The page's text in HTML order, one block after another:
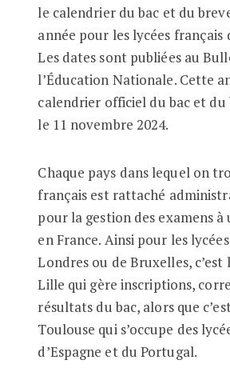
le calendrier du bac et du
année pour les lycées français
Les dates sont publiées au
l’Éducation Nationale. Cette
calendrier officiel du bac et
le 11 novembre 2024.
Chaque pays dans lequel on
français est rattaché
pour la gestion des examens à
en France. Ainsi pour les
Londres ou de Bruxelles, c’est
Lille qui gère inscriptions,
résultats du bac, alors que
Toulouse qui s’occupe des
d’Espagne et du Portugal.